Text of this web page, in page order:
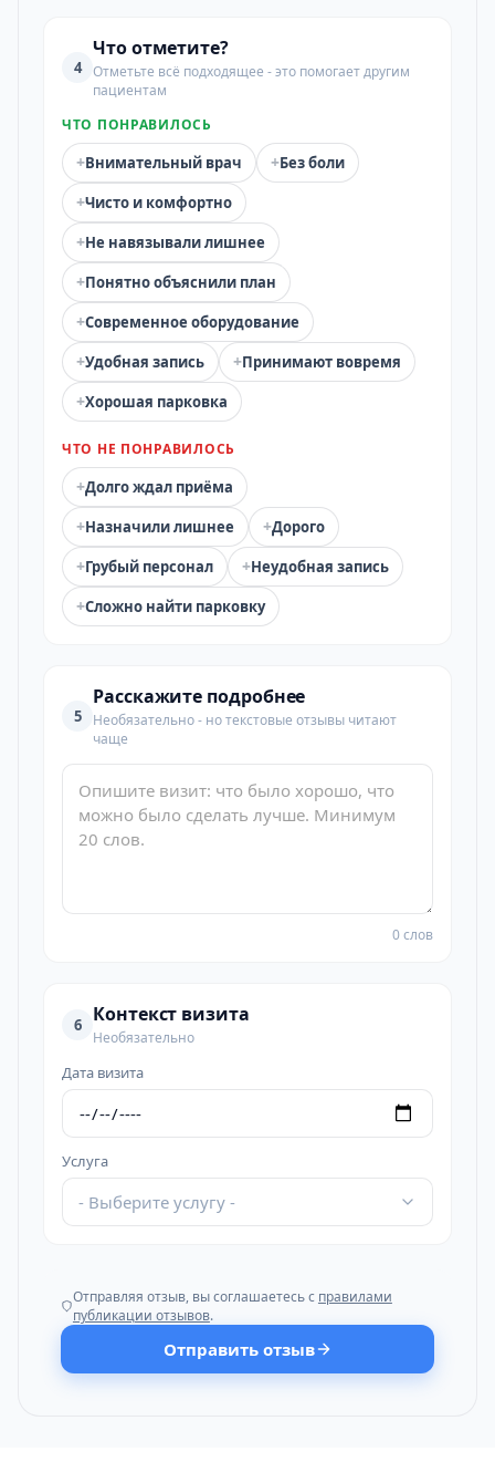
4
Что отметите?
Отметьте всё подходящее - это помогает другим
пациентам
ЧТО ПОНРАВИЛОСЬ
+Внимательный врач +Без боли
+Чисто и комфортно
+Не навязывали лишнее
+Понятно объяснили план
+Современное оборудование
+Удобная запись +Принимают вовремя
+Хорошая парковка
ЧТО НЕ ПОНРАВИЛОСЬ
+Долго ждал приёма
+Назначили лишнее +Дорого
+Грубый персонал +Неудобная запись
+Сложно найти парковку
5
Расскажите подробнее
Необязательно - но текстовые отзывы читают
чаще
0 слов
6 Контекст визита
Необязательно
Дата визита
Услуга
- Выберите услугу -
Отправляя отзыв, вы соглашаетесь с правилами
публикации отзывов.
Отправить отзыв